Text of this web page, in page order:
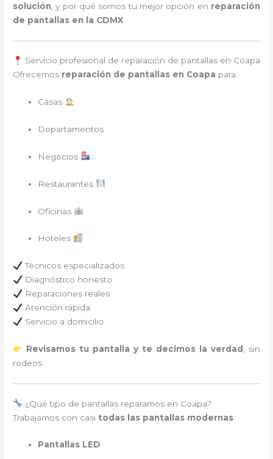
solución , y por qué somos tu mejor opción en reparación
de pantallas en la CDMX
Servicio profesional de reparación de pantallas en Coapa
Ofrecemos reparación de pantallas en Coapa para:
Casas
Departamentos
Negocios
Restaurantes
Oficinas
Hoteles
Técnicos especializados
Diagnóstico honesto
Reparaciones reales
Atención rápida
Servicio a domicilio
Revisamos tu pantalla y te decimos la verdad
, sin
rodeos.
¿Qué tipo de pantallas reparamos en Coapa?
Trabajamos con casi todas las pantallas modernas:
Pantallas LED